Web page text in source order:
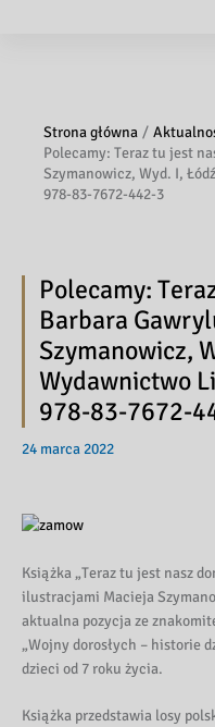
Strona główna
Polecamy: Teraz tu jest
Szymanowicz, Wyd. I,
978-83-7672-442-3
Polecamy:
Barbara
Szymanowicz,
Wydawnictwo
978-83-7672-
24 marca 2022
Książka „Teraz tu jest nasz
ilustracjami Macieja
aktualna pozycja ze
„Wojny dorosłych – historie
dzieci od 7 roku życia.
Książka przedstawia losy